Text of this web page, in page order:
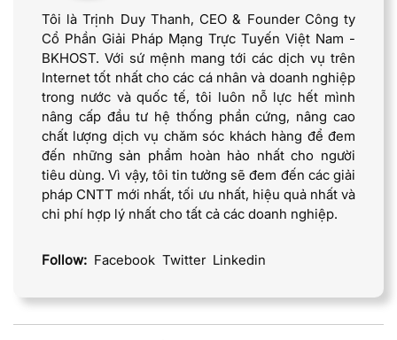
Tôi là Trịnh Duy Thanh, CEO & Founder Công ty
Cổ Phần Giải Pháp Mạng Trực Tuyến Việt Nam -
BKHOST. Với sứ mệnh mang tới các dịch vụ trên
Internet tốt nhất cho các cá nhân và doanh nghiệp
trong nước và quốc tế, tôi luôn nỗ lực hết mình
nâng cấp đầu tư hệ thống phần cứng, nâng cao
chất lượng dịch vụ chăm sóc khách hàng để đem
đến những sản phẩm hoàn hảo nhất cho người
tiêu dùng. Vì vậy, tôi tin tưởng sẽ đem đến các giải
pháp CNTT mới nhất, tối ưu nhất, hiệu quả nhất và
chi phí hợp lý nhất cho tất cả các doanh nghiệp.
Follow: Facebook Twitter Linkedin